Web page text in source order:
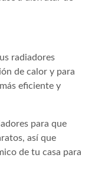
radiadores
de calor y para
eficiente y
para que
así que
de tu casa para